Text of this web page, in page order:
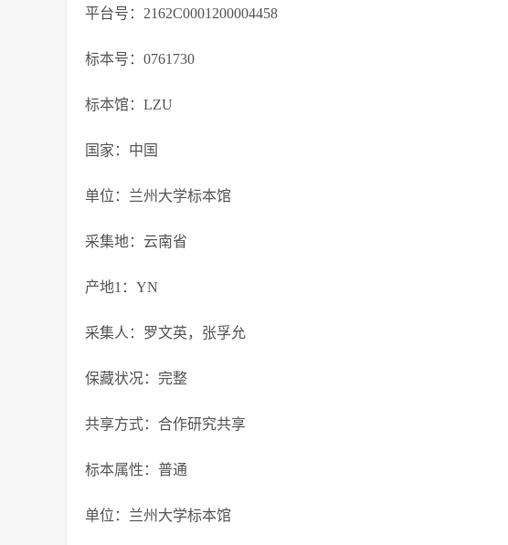
平台号：2162C0001200004458
标本号：0761730
标本馆：LZU
国家：中国
单位：兰州大学标本馆
采集地：云南省
产地1：YN
采集人：罗文英，张孚允
保藏状况：完整
共享方式：合作研究共享
标本属性：普通
单位：兰州大学标本馆